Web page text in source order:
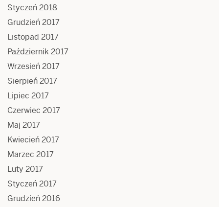
Styczeń 2018
Grudzień 2017
Listopad 2017
Październik 2017
Wrzesień 2017
Sierpień 2017
Lipiec 2017
Czerwiec 2017
Maj 2017
Kwiecień 2017
Marzec 2017
Luty 2017
Styczeń 2017
Grudzień 2016